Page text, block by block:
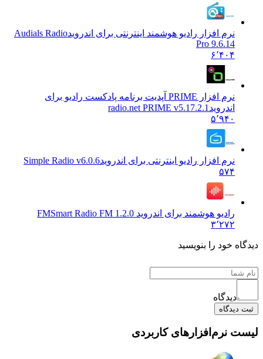
نرم افزار رادیو هوشمند اینترنتی برای اندروید Audials Radio
Pro 9.6.14
نرم افزار PRIME آپدیت برنامه پادکست رادیو برای
radio.net PRIME v5.17.2.1
نرم افزار رادیو اینترنتی برای اندروید Simple Radio v6.0.6
رادیو هوشمند برای اندروید FM Smart Radio FM 1.2.0
خود را بنویسید
نرم‌افزارهای کاربردی